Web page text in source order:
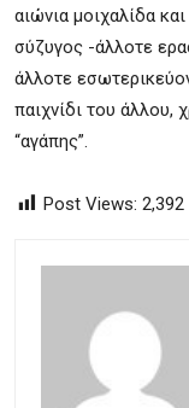
αιώνια μοιχαλίδα
σύζυγος -άλλοτε
άλλοτε
παιχνίδι του άλλου,
“αγάπης”.
Post Views: 2,392